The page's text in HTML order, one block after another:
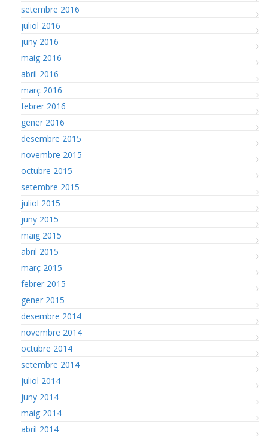
setembre 2016
juliol 2016
juny 2016
maig 2016
abril 2016
març 2016
febrer 2016
gener 2016
desembre 2015
novembre 2015
octubre 2015
setembre 2015
juliol 2015
juny 2015
maig 2015
abril 2015
març 2015
febrer 2015
gener 2015
desembre 2014
novembre 2014
octubre 2014
setembre 2014
juliol 2014
juny 2014
maig 2014
abril 2014